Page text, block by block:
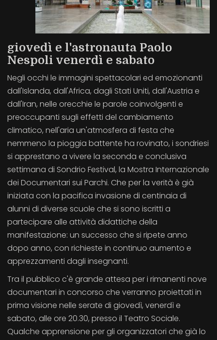
giovedì e l'astronauta Paolo
Nespoli venerdì e sabato
Negli occhi le immagini spettacolari ed emozionanti
dall'Islanda, dall'Africa, dagli Stati Uniti, dall'Austria e
dall'Iran, nelle orecchie le parole coinvolgenti e
preoccupanti sugli effetti del cambiamento
climatico, nell'aria un'atmosfera di festa che
nemmeno la pioggia battente ha rovinato, i sondriesi
si apprestano a vivere la seconda e conclusiva
settimana di Sondrio Festival, la Mostra Internazionale
dei Documentari sui Parchi. Che per la verità è già
iniziata con la pacifica invasione di centinaia di
alunni di diverse scuole che si sono iscritti a
partecipare alle attività didattiche della
manifestazione: un successo che si ripete anno
dopo anno, con richieste in continuo aumento e
apprezzamenti dagli insegnanti.
Tra il pubblico c'è grande attesa per i rimanenti nove
documentari in concorso che verranno proiettati in
prima visione nelle serate di giovedì, venerdì e
sabato, alle ore 20.30, presso il Teatro Sociale.
Qualche apprensione per gli organizzatori che già lo